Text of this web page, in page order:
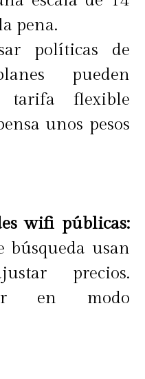
pena.
políticas de
pueden
flexible
unos pesos
wifi públicas:
búsqueda usan
precios.
en modo